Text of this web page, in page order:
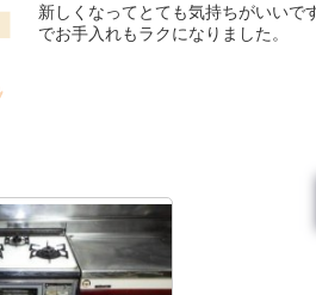
新しくなってとても気持ちがいいで
でお手入れもラクになりました。